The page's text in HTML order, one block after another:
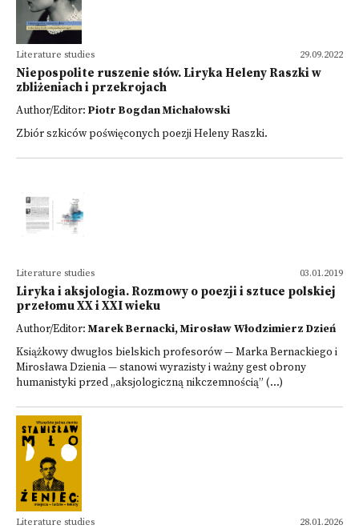
29.09.2022
Literature studies
Niepospolite ruszenie słów. Liryka Heleny Raszki w
zbliżeniach i przekrojach
Author/Editor: Piotr Bogdan Michałowski
Zbiór szkiców poświęconych poezji Heleny Raszki.
03.01.2019
Literature studies
Liryka i aksjologia. Rozmowy o poezji i sztuce polskiej
przełomu XX i XXI wieku
Author/Editor:Marek Bernacki, Mirosław Włodzimierz Dzień
Książkowy dwugłos bielskich profesorów — Marka Bernackiego i
Mirosława Dzienia — stanowi wyrazisty i ważny gest obrony
humanistyki przed „aksjologiczną nikczemnością” (...)
28.01.2026
Literature studies